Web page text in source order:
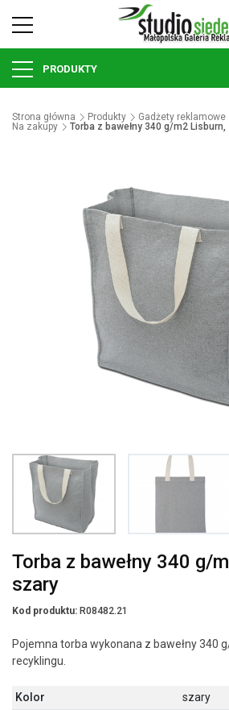
PRODUKTY
Strona główna Produkty Gadżety reklamowe
Na zakupy
Torba z bawełny 340 g/m2 Lisburn,
Torba z bawełny 340 g/
szary
Kod produktu: R08482.21
Pojemna torba wykonana z bawełny 340
recyklingu.
Kolor
szary